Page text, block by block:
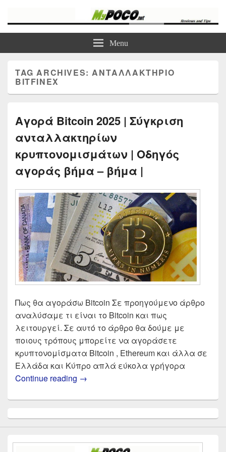
Τα καλύτερα Reviews , Συγκρίσεις , VPN , Webhosting
Menu
TAG ARCHIVES:ΑΝΤΑΛΛΑΚΤΗΡΙΟ
BITFINEX
Αγορά Bitcoin 2025 | Σύγκριση
ανταλλακτηρίων
κρυπτονομισμάτων | Οδηγός
αγοράς βήμα – βήμα |
Πως θα αγοράσω Bitcoin Σε προηγούμενο άρθρο
αναλύσαμε τι είναι το Bitcoin και πως
λειτουργεί. Σε αυτό το άρθρο θα δούμε με
ποιους τρόπους μπορείτε να αγοράσετε
κρυπτονομίσματα Bitcoin , Ethereum και άλλα σε
Ελλάδα και Κύπρο απλά εύκολα γρήγορα
Continue reading Αγορά Bitcoin 2025 | Σύγκριση
→
Sidebar
Widget